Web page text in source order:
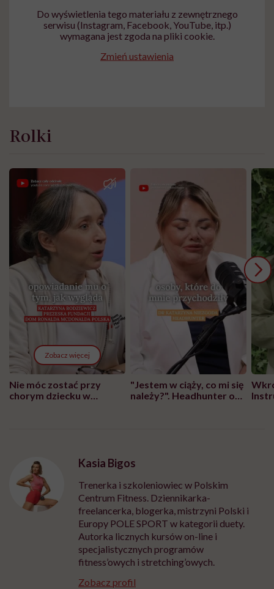
Do wyświetlenia tego materiału z zewnętrznego
serwisu (Instagram, Facebook, YouTube, itp.)
wymagana jest zgoda na pliki cookie.
Zmień ustawienia
Rolki
Zobacz więcej
Nie móc zostać przy
chorym dziecku w
"Jestem w ciąży, co mi się
należy?". Headhunter o
Kasia Bigos
Trenerka i szkoleniowiec w Polskim
Centrum Fitness. Dziennikarka-
freelancerka, blogerka, mistrzyni Polski i
Europy POLE SPORT w kategorii duety.
Autorka licznych kursów on-line i
specjalistycznych programów
fitness’owych i stretching’owych.
Zobacz profil